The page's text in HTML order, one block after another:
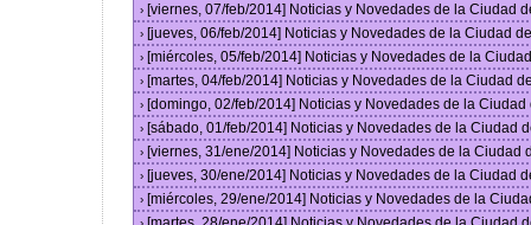
› [viernes, 07/feb/2014] Noticias y Novedades de la Ciudad
› [jueves, 06/feb/2014] Noticias y Novedades de la Ciudad
› [miércoles, 05/feb/2014] Noticias y Novedades de la
› [martes, 04/feb/2014] Noticias y Novedades de la Ciudad
› [domingo, 02/feb/2014] Noticias y Novedades de la
› [sábado, 01/feb/2014] Noticias y Novedades de la Ciudad
› [viernes, 31/ene/2014] Noticias y Novedades de la Ciudad
› [jueves, 30/ene/2014] Noticias y Novedades de la Ciudad
› [miércoles, 29/ene/2014] Noticias y Novedades de la